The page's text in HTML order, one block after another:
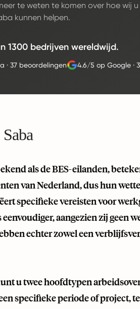
te weten te komen over hoe wij u
kunnen helpen.
1300 bedrijven wereldwijd.
·37 beoordelingen 4.6/5 op Google·
als de BES-eilanden,
van Nederland, dus hun
specifieke vereisten voor
aangezien zij geen
echter zowel een
u twee hoofdtypen
specifieke periode of project,